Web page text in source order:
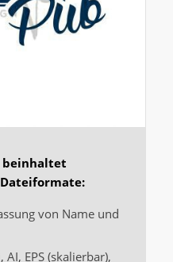
beinhaltet
von Name und
AI, EPS (skalierbar),